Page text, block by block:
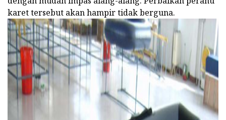
karet tersebut akan hampir tidak berguna.